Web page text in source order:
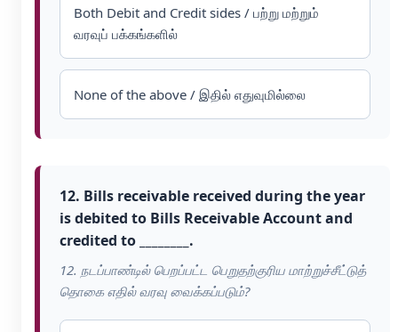
Both Debit and Credit sides / பற்று மற்றும்
வரவுப் பக்கங்களில்
None of the above / இதில் எதுவுமில்லை
12. Bills receivable received during the year
is debited to Bills Receivable Account and
credited to ________.
12. நடப்பாண்டில் பெறப்பட்ட பெறுதற்குரிய மாற்றுச்சீட்டுத்
தொகை எதில் வரவு வைக்கப்படும்?